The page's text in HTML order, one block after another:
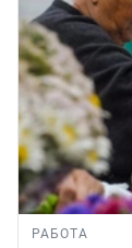
РАБОТА